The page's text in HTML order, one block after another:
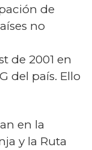
de
no
de 2001 en
del país. Ello
en la
y la Ruta